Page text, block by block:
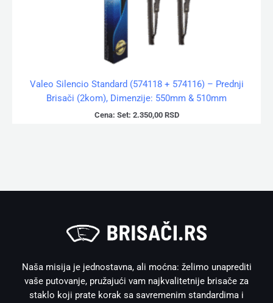
Valeo Silencio Standard (574118 + 574116) – Prednji
Brisači (2kom), Dimenzije: 550mm & 510mm
Cena: Set: 2.350,00 RSD
Naša misija je jednostavna, ali moćna: želimo unaprediti
vaše putovanje, pružajući vam najkvalitetnije brisače za
staklo koji prate korak sa savremenim standardima i